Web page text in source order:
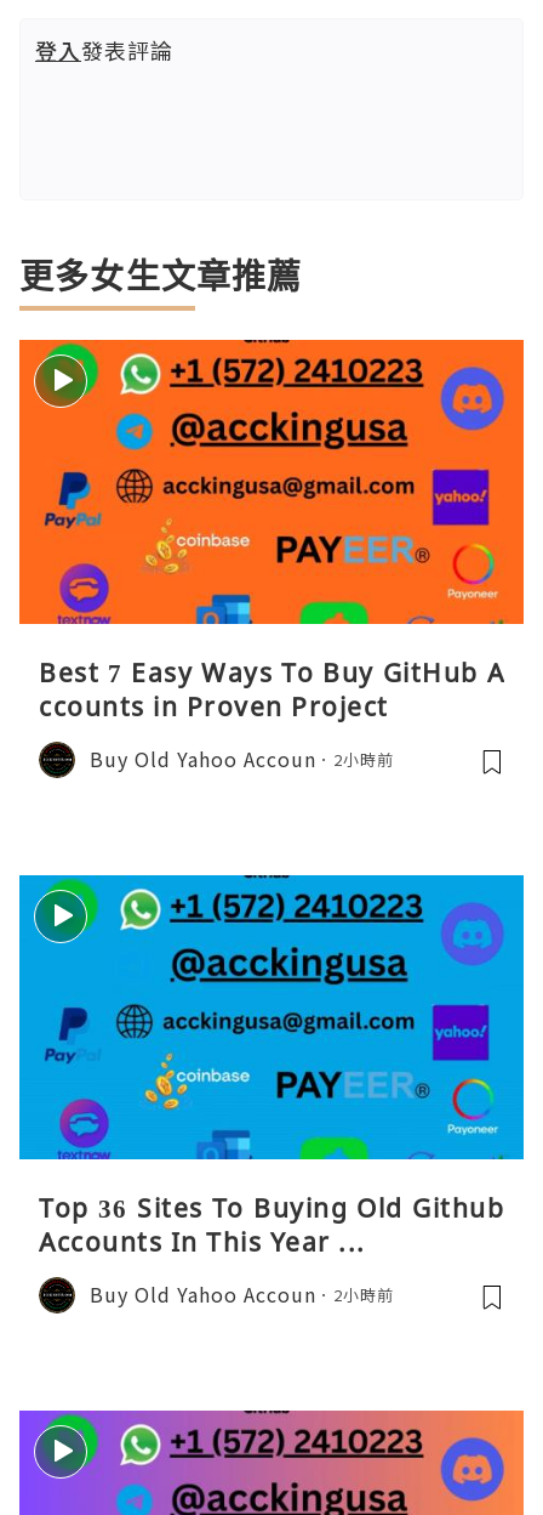
登入發表評論
更多女生文章推薦
Best 7 Easy Ways To Buy GitHub A
ccounts in Proven Project
Buy Old Yahoo Accoun 2小時前
Top 36 Sites To Buying Old Github
Accounts In This Year ...
Buy Old Yahoo Accoun 2小時前